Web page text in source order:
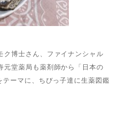
ク博士さん、ファイナンシャル
元堂薬局も薬剤師から「日本の
ーマに、ちびっ子達に生薬図鑑